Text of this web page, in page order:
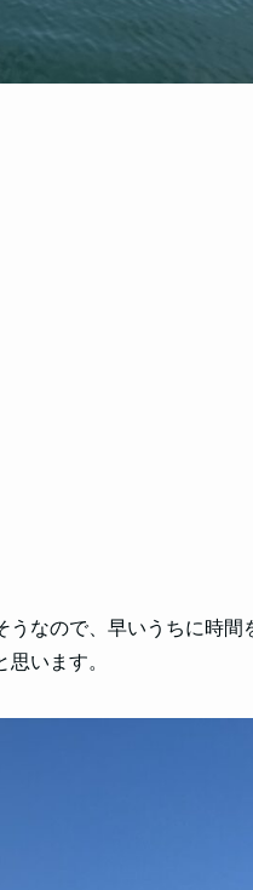
なので、早いうちに時間
います。